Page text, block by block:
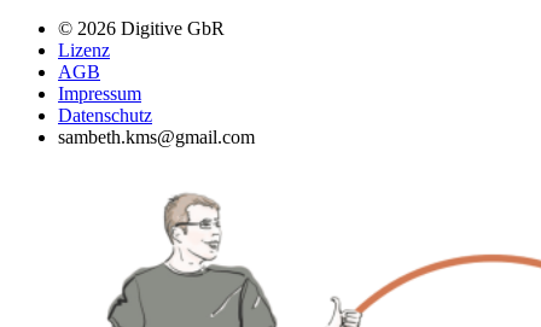
© 2026 Digitive GbR
Lizenz
AGB
Impressum
Datenschutz
sambeth.kms@gmail.com